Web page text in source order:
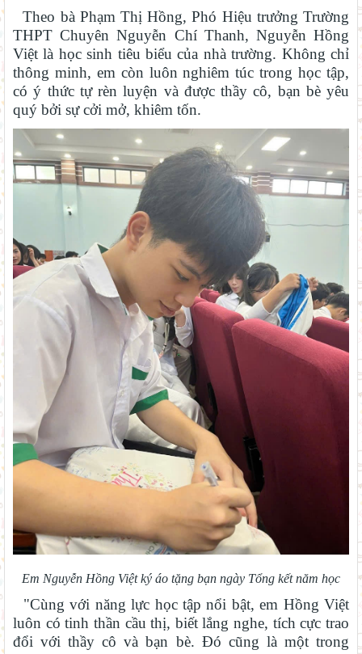
Theo bà Phạm Thị Hồng, Phó Hiệu trưởng Trường
THPT Chuyên Nguyễn Chí Thanh, Nguyễn Hồng
Việt là học sinh tiêu biểu của nhà trường. Không chỉ
thông minh, em còn luôn nghiêm túc trong học tập,
có ý thức tự rèn luyện và được thầy cô, bạn bè yêu
quý bởi sự cởi mở, khiêm tốn.
Em Nguyễn Hồng Việt ký áo tặng bạn ngày Tổng kết năm học
"Cùng với năng lực học tập nổi bật, em Hồng Việt
luôn có tinh thần cầu thị, biết lắng nghe, tích cực trao
đổi với thầy cô và bạn bè. Đó cũng là một trong